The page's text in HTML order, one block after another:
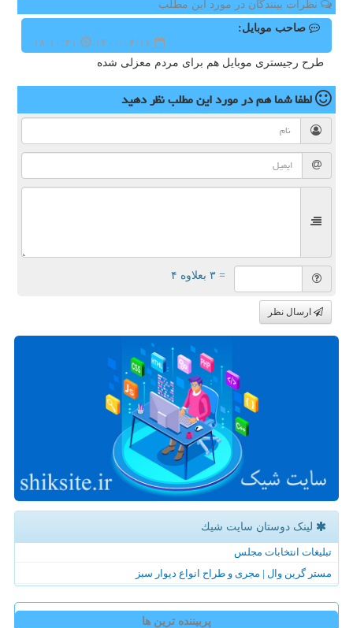
نظرات بینندگان در مورد این مطلب
صاحب موبایل:
طرح رجیستری موبایل هم برای مردم معزلی شده
لطفا شما همدر مورد این مطلبنظر دهید
= ۳ بعلاوه ۴
ارسال نظر
لینک دوستان سایت شیك
تبلیغات انتخابات مجلس
مستر گرین وال | مجری و طراح انواع دیوار سبز
پربیننده ترین ها